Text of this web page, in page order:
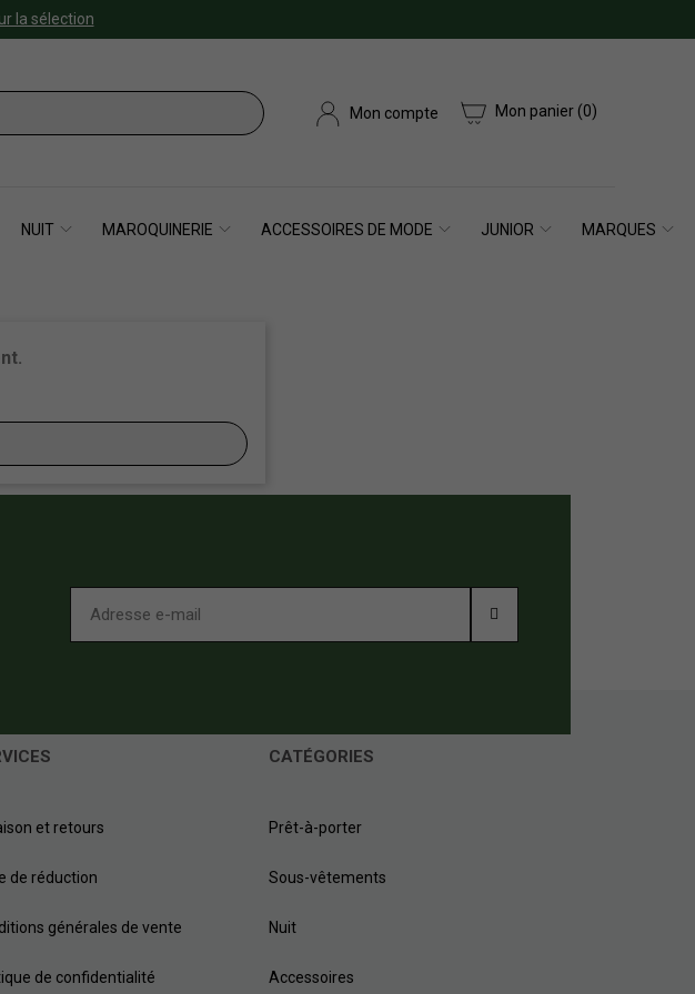
la sélection
Mon compte Mon panier (0)
NUIT MAROQUINERIE ACCESSOIRES DE MODE JUNIOR MARQUES
et retours
de réduction
générales de vente
de confidentialité
CATÉGORIES
Prêt-à-porter
Sous-vêtements
Nuit
Accessoires